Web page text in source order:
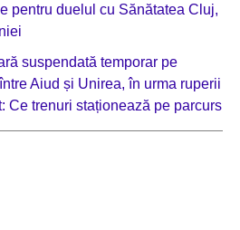
pentru duelul cu Sănătatea Cluj,
suspendată temporar pe
Aiud și Unirea, în urma ruperii
Ce trenuri staționează pe parcurs